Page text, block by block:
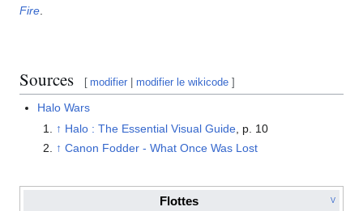
Fire
Sources [ modifier |modifier le wikicode ]
Halo Wars
↑ Halo : The Essential Visual Guide, p. 10
↑ Canon Fodder - What Once Was Lost
V
Flottes